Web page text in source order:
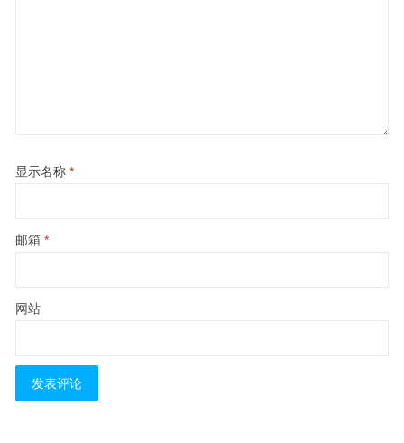
显示名称 *
邮箱 *
网站